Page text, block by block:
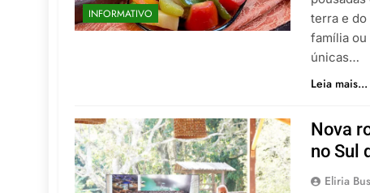
INFORMATIVO
terra e do
família
únicas…
Leia mais...
Nova
no Sul
Eliria